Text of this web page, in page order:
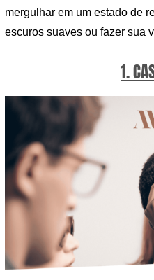
mergulhar em um estado de
escuros suaves ou fazer sua
1.